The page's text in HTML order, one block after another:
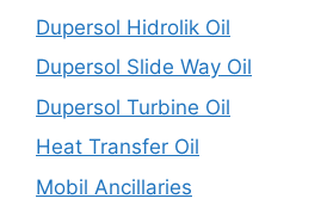
Dupersol Hidrolik Oil
Dupersol Slide Way Oil
Dupersol Turbine Oil
Heat Transfer Oil
Mobil Ancillaries